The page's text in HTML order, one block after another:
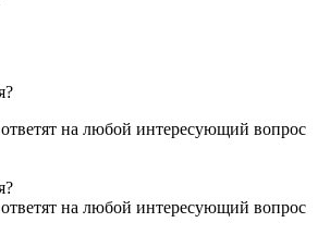
на любой интересующий вопрос
на любой интересующий вопрос